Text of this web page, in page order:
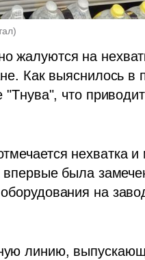
)
жалуются на
Как выяснилось в
"Тнува", что
нехватка и
была
на
линию,